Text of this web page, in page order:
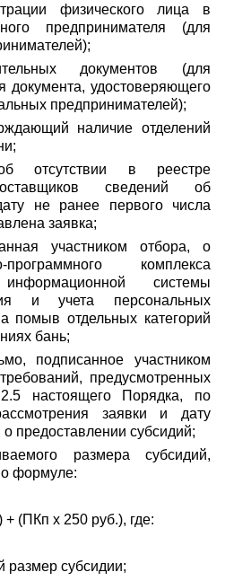
физического лица в
предпринимателя (для
документов (для
документа, удостоверяющего
предпринимателей);
наличие отделений
отсутствии в реестре
сведений об
не ранее первого числа
заявка;
участником отбора, о
комплекса
информационной системы
и учета персональных
помыв отдельных категорий
бань;
подписанное участником
предусмотренных
настоящего Порядка, по
заявки и дату
предоставлении субсидий;
размера субсидий,
формуле:
(ПКп x 250 руб.), где:
субсидии;